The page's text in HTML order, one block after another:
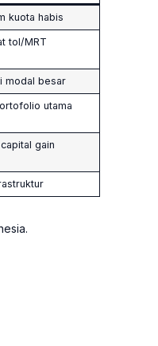
kuota habis
tol/MRT
modal besar
utama
gain